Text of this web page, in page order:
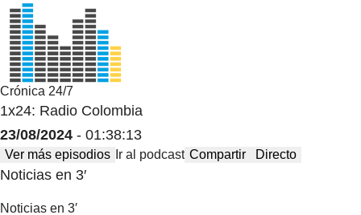
Crónica 24/7
1x24: Radio Colombia
23/08/2024 - 01:38:13
Ver más episodios Ir al podcast Compartir Directo
Noticias en 3′
Noticias en 3′